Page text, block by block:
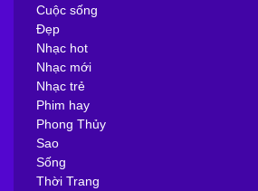
Cuộc sống
Đẹp
Nhạc hot
Nhạc mới
Nhạc trẻ
Phim hay
Phong Thủy
Sao
Sống
Thời Trang